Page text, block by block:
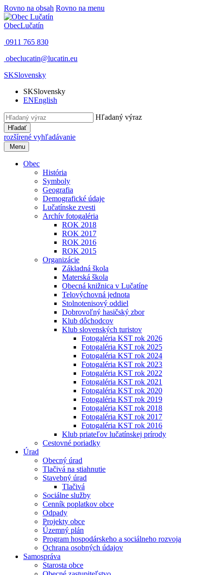
Rovno na obsah Rovno na menu
ObecLučatín
0911 765 830
obeclucatin@lucatin.eu
SKSlovensky
SKSlovensky
ENEnglish
Hľadaný výraz
Hľadať
rozšírené vyhľadávanie
Menu
Obec
História
Symboly
Geografia
Demografické údaje
Lučatínske zvesti
Archív fotogaléria
ROK 2018
ROK 2017
ROK 2016
ROK 2015
Organizácie
Základná škola
Materská škola
Obecná knižnica v Lučatíne
Telovýchovná jednota
Stolnotenisový oddiel
Dobrovoľný hasičský zbor
Klub dôchodcov
Klub slovenských turistov
Fotogaléria KST rok 2026
Fotogaléria KST rok 2025
Fotogaléria KST rok 2024
Fotogaléria KST rok 2023
Fotogaléria KST rok 2022
Fotogaléria KST rok 2021
Fotogaléria KST rok 2020
Fotogaléria KST rok 2019
Fotogaléria KST rok 2018
Fotogaléria KST rok 2017
Fotogaléria KST rok 2016
Klub priateľov lučatínskej prírody
Cestovné poriadky
Úrad
Obecný úrad
Tlačivá na stiahnutie
Stavebný úrad
Tlačivá
Sociálne služby
Cenník poplatkov obce
Odpady
Projekty obce
Územný plán
Program hospodárskeho a sociálneho rozvoja
Ochrana osobných údajov
Samospráva
Starosta obce